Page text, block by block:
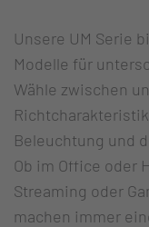
Unsere UM Serie
Modelle für
Wähle zwischen
Beleuchtung und
Ob im Office oder
Streaming oder
machen immer